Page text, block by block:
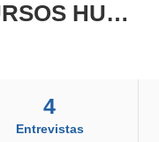
CETRUS CONSULTORIA E RECURSOS HUMANOS LTDA
4
Entrevistas